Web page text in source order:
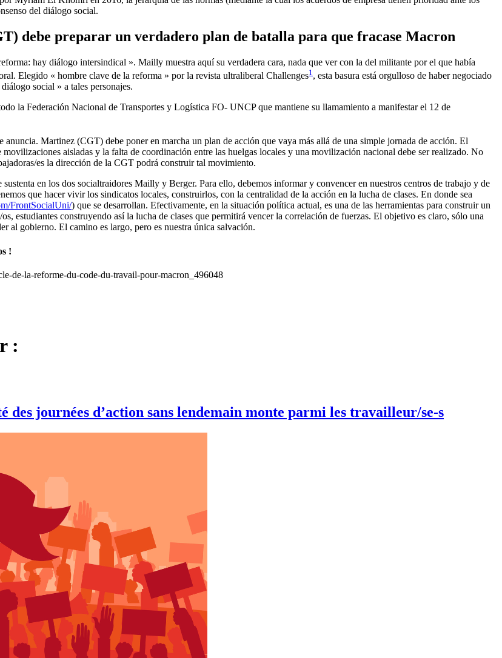
del diálogo social.
debe preparar un verdadero plan de batalla para que fracase Macron
hay diálogo intersindical ». Mailly muestra aquí su verdadera cara, nada que ver con la del militante por el que había
Elegido « hombre clave de la reforma » por la revista ultraliberal Challenges1 , esta basura está orgulloso de haber negociado
social » a tales personajes.
la Federación Nacional de Transportes y Logística FO- UNCP que mantiene su llamamiento a manifestar el 12 de
Martinez (CGT) debe poner en marcha un plan de acción que vaya más allá de una simple jornada de acción. El
aisladas y la falta de coordinación entre las huelgas locales y una movilización nacional debe ser realizado. No
es la dirección de la CGT podrá construir tal movimiento.
en los dos socialtraidores Mailly y Berger. Para ello, debemos informar y convencer en nuestros centros de trabajo y de
que hacer vivir los sindicatos locales, construirlos, con la centralidad de la acción en la lucha de clases. En donde sea
FrontSocialUni/) que se desarrollan. Efectivamente, en la situación política actual, es una de las herramientas para construir un
estudiantes construyendo así la lucha de clases que permitirá vencer la correlación de fuerzas. El objetivo es claro, sólo una
al gobierno. El camino es largo, pero es nuestra única salvación.
!
de-la-reforme-du-code-du-travail-pour-macron_496048
:
journées d’action sans lendemain monte parmi les travailleur/se-s